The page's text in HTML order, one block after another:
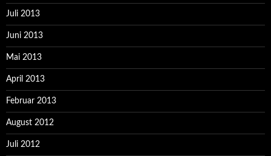
Juli 2013
Juni 2013
Mai 2013
April 2013
Februar 2013
August 2012
Juli 2012